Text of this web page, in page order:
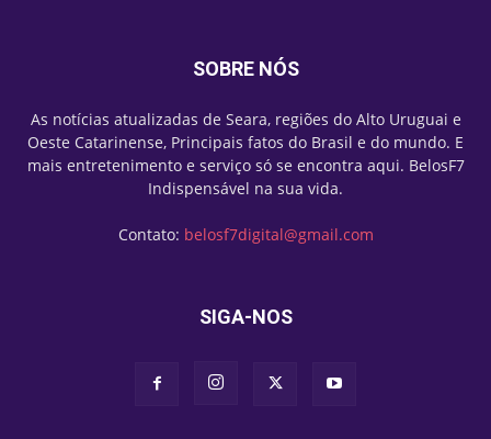
SOBRE NÓS
As notícias atualizadas de Seara, regiões do Alto Uruguai e
Oeste Catarinense, Principais fatos do Brasil e do mundo. E
mais entretenimento e serviço só se encontra aqui. BelosF7
Indispensável na sua vida.
Contato: belosf7digital@gmail.com
SIGA-NOS